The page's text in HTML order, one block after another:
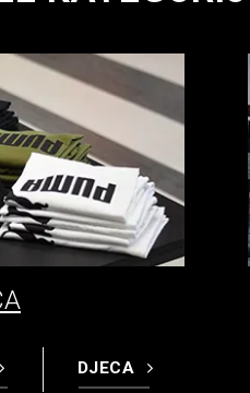
DJECA